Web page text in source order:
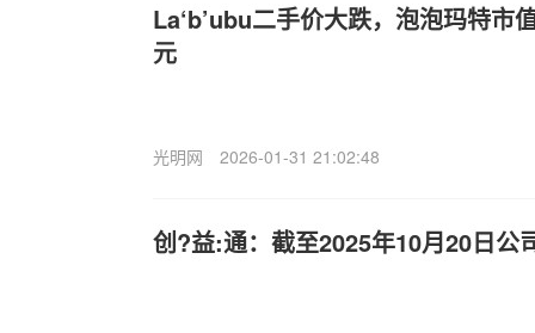
La‘b’ubu二手价大跌，泡泡玛特市
元
光明网 2026-01-31 21:02:48
创?益:通：截至2025年10月20日公